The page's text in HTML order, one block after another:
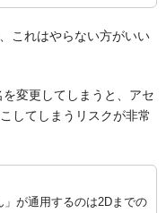
これはやらない方がいい
変更してしまうと、アセ
してしまうリスクが非常
」が通用するのは2Dまでの